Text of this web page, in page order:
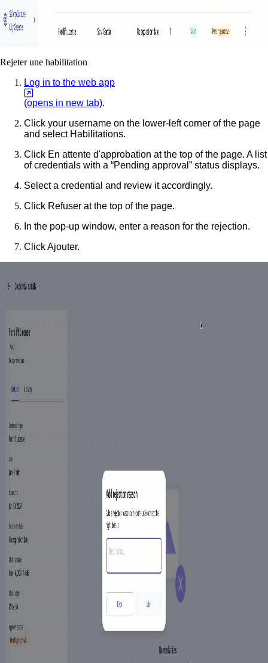
Rejeter une habilitation
Log in to the web app
(opens in new tab).
Click your username on the lower-left corner of the page
and select Habilitations.
Click En attente d'approbation at the top of the page. A list
of credentials with a “Pending approval” status displays.
Select a credential and review it accordingly.
Click Refuser at the top of the page.
In the pop-up window, enter a reason for the rejection.
ClickAjouter.